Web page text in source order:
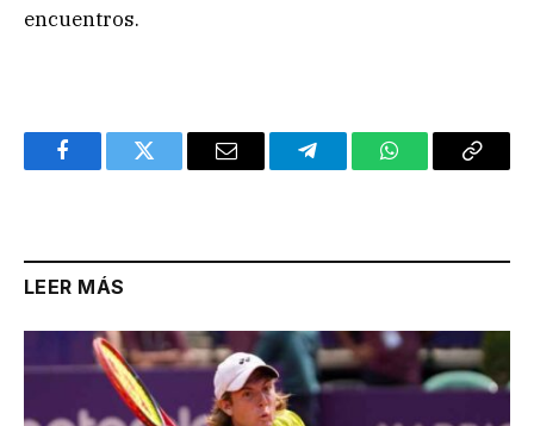
encuentros.
FacebookTwitter Email TelegramWhatsAppCopy
LEER MÁS